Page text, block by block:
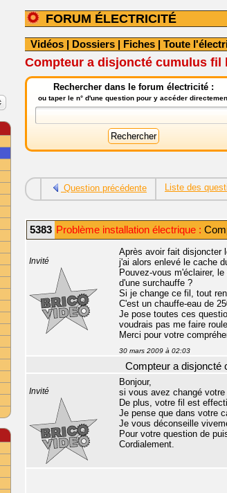
FORUM ÉLECTRICITÉ
Vidéos | Dossiers | Fiches | Toute
Compteur a disjoncté cumulus fil
Rechercher dans le forum électricité :
ou taper le n° d'une question pour y accéder
Question précédente Liste des
5383 Problème installation électrique :
Invité
Après avoir fait disjoncter
j'ai alors enlevé le cache
Pouvez-vous m'éclairer,
d'une surchauffe ?
Si je change ce fil, tout
C'est un chauffe-eau de
Je pose toutes ces
voudrais pas me faire
Merci pour votre
30 mars 2009 à 02:03
Compteur a disjoncté
Invité
Bonjour,
si vous avez changé
De plus, votre fil est
Je pense que dans votre
Je vous déconseille
Pour votre question de
Cordialement.